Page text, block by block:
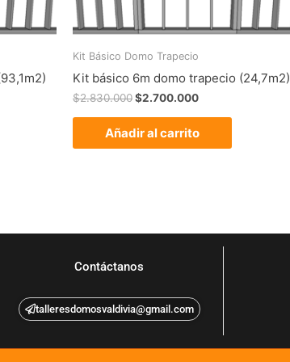
Kit Básico Domo Trapecio
Kit básico 6m domo trapecio (24,7m2)
$2.830.000$2.700.000
Añadir al carrito
Contáctanos
talleresdomosvaldivia@gmail.com